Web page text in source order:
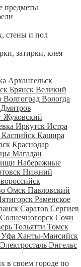
предметы
стены и пол
затирки, клея
Архангельск
Брянск Великий
Волгоград Вологда
Дмитров
Жуковский
Иркутск Истра
Каспийск Кашира
Краснодар
Магадан
Набережные
Нижний
Омск Павловский
Раменское
Саратов Сергиев
Солнечногорск Сочи
Тольятти Томск
Уфа Ханты-Мансийск
Электросталь Энгельс
в своем городе по